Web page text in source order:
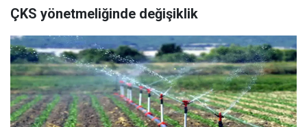
ÇKS yönetmeliğinde değişiklik